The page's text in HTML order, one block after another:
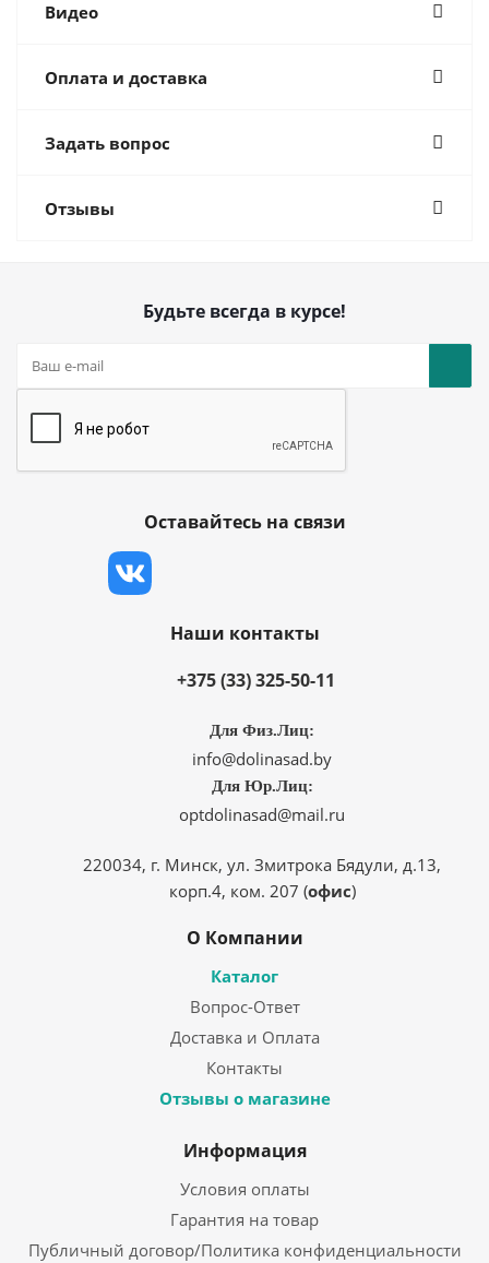
Видео
Оплата и доставка
Задать вопрос
Отзывы
Будьте всегда в курсе!
Оставайтесь на связи
Наши контакты
+375 (33) 325-50-11
Для Физ.Лиц:
info@dolinasad.by
Для Юр.Лиц:
optdolinasad@mail.ru
220034, г. Минск, ул. Змитрока Бядули, д.13,
корп.4, ком. 207 (офис)
О Компании
Каталог
Вопрос-Ответ
Доставка и Оплата
Контакты
Отзывы о магазине
Информация
Условия оплаты
Гарантия на товар
Публичный договор/Политика конфиденциальности